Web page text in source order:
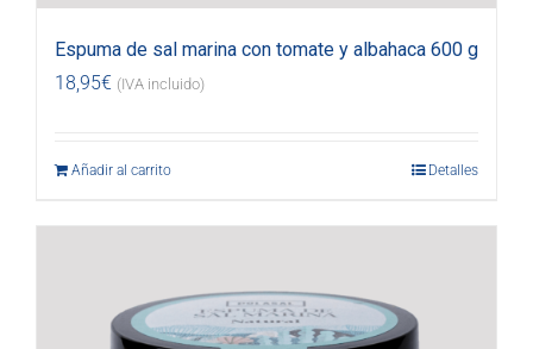
Espuma de sal marina con tomate y albahaca 600 g
18,95€ (IVA incluido)
Añadir al carrito Detalles